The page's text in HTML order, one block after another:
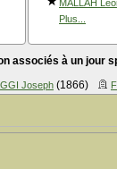
MALLAH
Plus...
associés à un jour
Joseph (1866)